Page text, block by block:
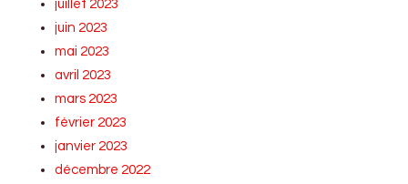
juillet 2023
juin 2023
mai 2023
avril 2023
mars 2023
février 2023
janvier 2023
décembre 2022